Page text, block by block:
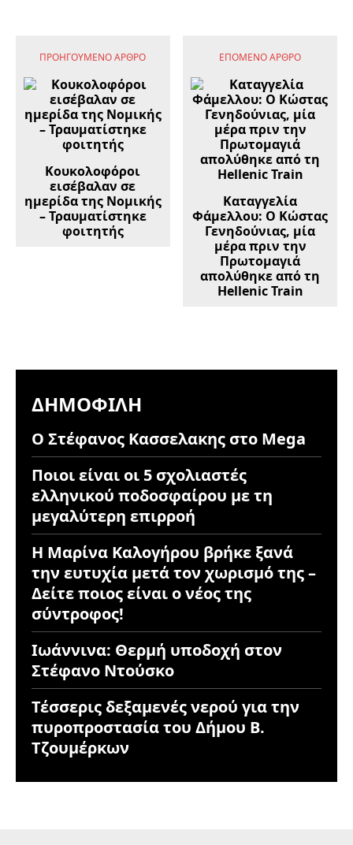
ΠΡΟΗΓΟΎΜΕΝΟ ΆΡΘΡΟ
Κουκολοφόροι
εισέβαλαν σε
ημερίδα της Νομικής
– Τραυματίστηκε
φοιτητής
ΕΠΌΜΕΝΟ ΆΡΘΡΟ
Καταγγελία
Φάμελλου: Ο Κώστας
Γενηδούνιας, μία
μέρα πριν την
Πρωτομαγιά
απολύθηκε από τη
Hellenic Train
ΔΗΜΟΦΙΛΉ
Ο Στέφανος Κασσελακης στο Mega
Ποιοι είναι οι 5 σχολιαστές
ελληνικού ποδοσφαίρου με τη
μεγαλύτερη επιρροή
Η Μαρίνα Καλογήρου βρήκε ξανά
την ευτυχία μετά τον χωρισμό της –
Δείτε ποιος είναι ο νέος της
σύντροφος!
Ιωάννινα: Θερμή υποδοχή στον
Στέφανο Ντούσκο
Τέσσερις δεξαμενές νερού για την
πυροπροστασία του Δήμου Β.
Τζουμέρκων